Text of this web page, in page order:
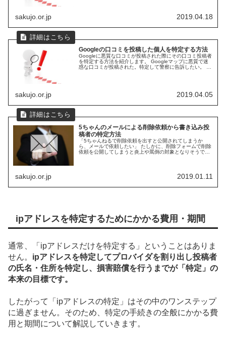
sakujo.or.jp 2019.04.18
Googleの口コミを投稿した個人を特定する方法
Googleに悪質な口コミが投稿された際にその口コミ投稿者
を特定する方法を紹介します。 Googleマップに悪質で迷
惑な口コミが投稿された。特定して警察に告訴したい。 口
sakujo.or.jp 2019.04.05
5ちゃんのメールによる削除依頼から書き込み投
稿者の特定方法
「5ちゃんねるで削除依頼を出すと公開されてしまうか
ら、メールで依頼したい」 たしかに、削除フォームで削除
依頼を公開してしまうと炎上や罵倒の対象となりそうで恐
sakujo.or.jp 2019.01.11
ipアドレスを特定するためにかかる費用・期間
通常、「ipアドレスだけを特定する」ということはありま
せん。 ipアドレスを特定してプロバイダを割り出し投稿者
の氏名・住所を特定し、損害賠償を行うまでが「特定」の
本来の目標です。
したがって「ipアドレスの特定」はその中のワンステップ
に過ぎません。そのため、特定の手続きの全般にかかる費
用と期間について解説していきます。